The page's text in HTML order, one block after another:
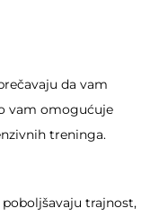
da vam
vam omogućuje
treninga.
trajnost,